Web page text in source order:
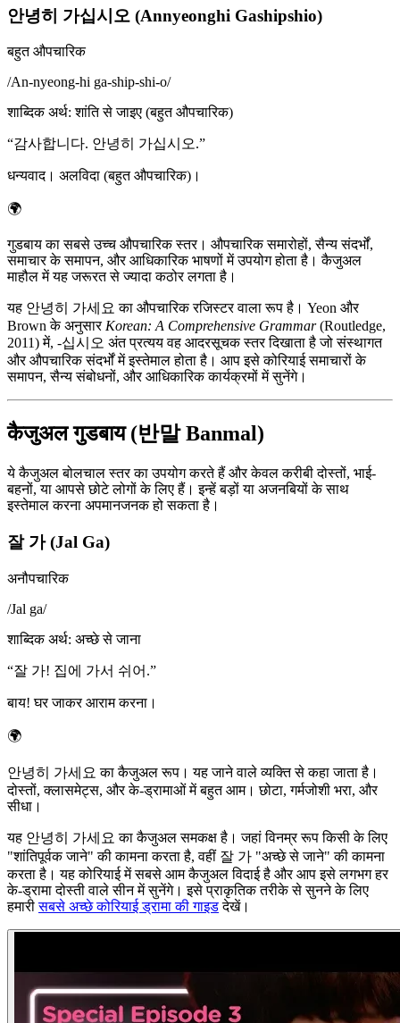
안녕히 가십시오 (Annyeonghi Gashipshio)
बहुत औपचारिक
/An-nyeong-hi ga-ship-shi-o/
शाब्दिक अर्थ: शांति से जाइए (बहुत औपचारिक)
“감사합니다. 안녕히 가십시오.”
धन्यवाद। अलविदा (बहुत औपचारिक)।
🌍
गुडबाय का सबसे उच्च औपचारिक स्तर। औपचारिक समारोहों, सैन्य संदर्भों,
समाचार के समापन, और आधिकारिक भाषणों में उपयोग होता है। कैजुअल
माहौल में यह जरूरत से ज्यादा कठोर लगता है।
यह 안녕히 가세요 का औपचारिक रजिस्टर वाला रूप है। Yeon और
Brown के अनुसार Korean: A Comprehensive Grammar(Routledge,
2011) में, -십시오 अंत प्रत्यय वह आदरसूचक स्तर दिखाता है जो संस्थागत
और औपचारिक संदर्भों में इस्तेमाल होता है। आप इसे कोरियाई समाचारों के
समापन, सैन्य संबोधनों, और आधिकारिक कार्यक्रमों में सुनेंगे।
कैजुअल गुडबाय (반말 Banmal)
ये कैजुअल बोलचाल स्तर का उपयोग करते हैं और केवल करीबी दोस्तों, भाई-
बहनों, या आपसे छोटे लोगों के लिए हैं। इन्हें बड़ों या अजनबियों के साथ
इस्तेमाल करना अपमानजनक हो सकता है।
잘 가 (Jal Ga)
अनौपचारिक
/Jal ga/
शाब्दिक अर्थ: अच्छे से जाना
“잘 가! 집에 가서 쉬어.”
बाय! घर जाकर आराम करना।
🌍
안녕히 가세요 का कैजुअल रूप। यह जाने वाले व्यक्ति से कहा जाता है।
दोस्तों, क्लासमेट्स, और के-ड्रामाओं में बहुत आम। छोटा, गर्मजोशी भरा, और
सीधा।
यह 안녕히 가세요 का कैजुअल समकक्ष है। जहां विनम्र रूप किसी के लिए
"शांतिपूर्वक जाने" की कामना करता है, वहीं 잘 가 "अच्छे से जाने" की कामना
करता है। यह कोरियाई में सबसे आम कैजुअल विदाई है और आप इसे लगभग हर
के-ड्रामा दोस्ती वाले सीन में सुनेंगे। इसे प्राकृतिक तरीके से सुनने के लिए
हमारीसबसे अच्छे कोरियाई ड्रामा की गाइडदेखें।